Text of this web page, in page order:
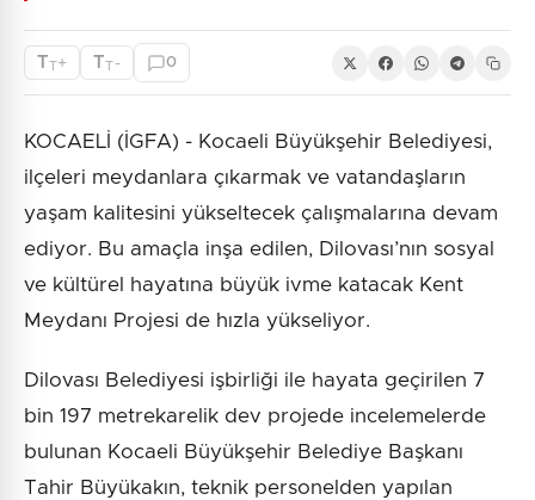
TT+ TT - 0
KOCAELİ (İGFA) - Kocaeli Büyükşehir Belediyesi,
ilçeleri meydanlara çıkarmak ve vatandaşların
yaşam kalitesini yükseltecek çalışmalarına devam
ediyor. Bu amaçla inşa edilen, Dilovası’nın sosyal
ve kültürel hayatına büyük ivme katacak Kent
Meydanı Projesi de hızla yükseliyor.
Dilovası Belediyesi işbirliği ile hayata geçirilen 7
bin 197 metrekarelik dev projede incelemelerde
bulunan Kocaeli Büyükşehir Belediye Başkanı
Tahir Büyükakın, teknik personelden yapılan